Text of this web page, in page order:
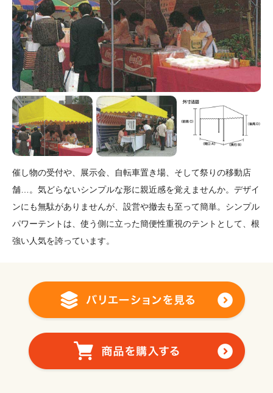
催し物の受付や、展示会、自転車置き場、そして祭りの移動店
舗…。気どらないシンプルな形に親近感を覚えませんか。デザイ
ンにも無駄がありませんが、設営や撤去も至って簡単。シンプル
パワーテントは、使う側に立った簡便性重視のテントとして、根
強い人気を誇っています。